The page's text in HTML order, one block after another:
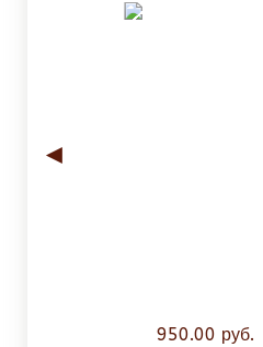
◄
950.00 руб.